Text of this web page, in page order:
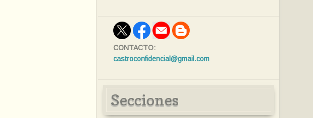
CONTACTO:
castroconfidencial@gmail.com
Secciones